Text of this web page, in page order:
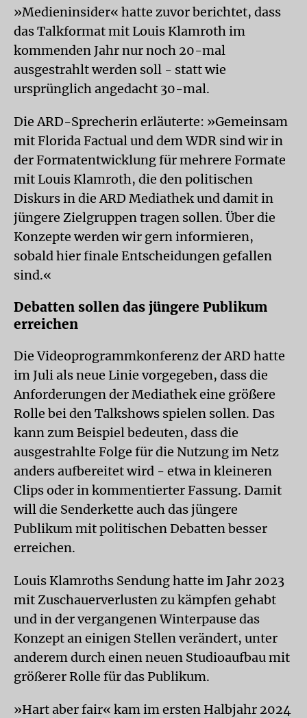
»Medieninsider« hatte zuvor berichtet, dass
das Talkformat mit Louis Klamroth im
kommenden Jahr nur noch 20-mal
ausgestrahlt werden soll - statt wie
ursprünglich angedacht 30-mal.
Die ARD-Sprecherin erläuterte: »Gemeinsam
mit Florida Factual und dem WDR sind wir in
der Formatentwicklung für mehrere Formate
mit Louis Klamroth, die den politischen
Diskurs in die ARD Mediathek und damit in
jüngere Zielgruppen tragen sollen. Über die
Konzepte werden wir gern informieren,
sobald hier finale Entscheidungen gefallen
sind.«
Debatten sollen das jüngere Publikum
erreichen
Die Videoprogrammkonferenz der ARD hatte
im Juli als neue Linie vorgegeben, dass die
Anforderungen der Mediathek eine größere
Rolle bei den Talkshows spielen sollen. Das
kann zum Beispiel bedeuten, dass die
ausgestrahlte Folge für die Nutzung im Netz
anders aufbereitet wird - etwa in kleineren
Clips oder in kommentierter Fassung. Damit
will die Senderkette auch das jüngere
Publikum mit politischen Debatten besser
erreichen.
Louis Klamroths Sendung hatte im Jahr 2023
mit Zuschauerverlusten zu kämpfen gehabt
und in der vergangenen Winterpause das
Konzept an einigen Stellen verändert, unter
anderem durch einen neuen Studioaufbau mit
größerer Rolle für das Publikum.
»Hart aber fair« kam im ersten Halbjahr 2024